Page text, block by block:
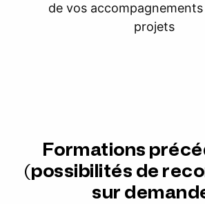
de vos
projets
Formations
(possibilités de
sur